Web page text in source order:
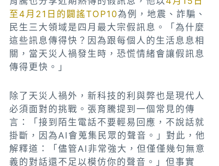
至4月21日的闢謠TOP10為例，地震、詐騙、
民生三大領域是四月最大宗假訊息。「為什麼
這些訊息傳得快？因為跟每個人的生活息息相
關，當天災人禍發生時，恐慌情緒會讓假訊息
傳得更快。」
除了天災人禍外，新科技的利與弊也是現代人
必須面對的挑戰。張育騰提到一個常見的傳
言：「接到陌生電話不要輕易回應，不說話就
掛斷，因為AI會蒐集民眾的聲音。」對此，他
解釋道：「儘管AI非常強大，但僅僅幾句無意
義的對話還不足以模仿你的聲音。」但事實